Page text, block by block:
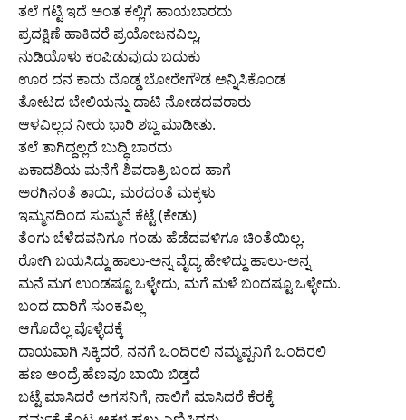
ತಲೆ ಗಟ್ಟಿ ಇದೆ ಅಂತ ಕಲ್ಲಿಗೆ ಹಾಯಬಾರದು
ಪ್ರದಕ್ಷಿಣೆ ಹಾಕಿದರೆ ಪ್ರಯೋಜನವಿಲ್ಲ,
ನುಡಿಯೊಳು ಕ೦ಪಿಡುವುದು ಬದುಕು
ಊರ ದನ ಕಾದು ದೊಡ್ಡ ಬೋರೇಗೌಡ ಅನ್ನಿಸಿಕೊಂಡ
ತೋಟದ ಬೇಲಿಯನ್ನು ದಾಟಿ ನೋಡದವರಾರು
ಆಳವಿಲ್ಲದ ನೀರು ಭಾರಿ ಶಬ್ದ ಮಾಡೀತು.
ತಲೆ ತಾಗಿದ್ದಲ್ಲದೆ ಬುದ್ಧಿ ಬಾರದು
ಏಕಾದಶಿಯ ಮನೆಗೆ ಶಿವರಾತ್ರಿ ಬಂದ ಹಾಗೆ
ಅರಗಿನಂತೆ ತಾಯಿ, ಮರದಂತೆ ಮಕ್ಕಳು
ಇಮ್ಮನದಿಂದ ಸುಮ್ಮನೆ ಕೆಟ್ಟೆ (ಕೇಡು)
ತೆಂಗು ಬೆಳೆದವನಿಗೂ ಗಂಡು ಹೆಡೆದವಳಿಗೂ ಚಿಂತೆಯಿಲ್ಲ.
ರೋಗಿ ಬಯಸಿದ್ದು ಹಾಲು-ಅನ್ನ ವೈದ್ಯ ಹೇಳಿದ್ದು ಹಾಲು-ಅನ್ನ
ಮನೆ ಮಗ ಉ೦ಡಷ್ಟೂ ಒಳ್ಳೇದು, ಮಗೆ ಮಳೆ ಬ೦ದಷ್ಟೂ ಒಳ್ಳೇದು.
ಬಂದ ದಾರಿಗೆ ಸುಂಕವಿಲ್ಲ
ಆಗೊದೆಲ್ಲ ವೊಳ್ಳೆದಕ್ಕೆ
ದಾಯವಾಗಿ ಸಿಕ್ಕಿದರೆ, ನನಗೆ ಒಂದಿರಲಿ ನಮ್ಮಪ್ಪನಿಗೆ ಒಂದಿರಲಿ
ಹಣ ಅಂದ್ರೆ ಹೆಣವೂ ಬಾಯಿ ಬಿಡ್ತದೆ
ಬಟ್ಟೆ ಮಾಸಿದರೆ ಅಗಸನಿಗೆ, ನಾಲಿಗೆ ಮಾಸಿದರೆ ಕೆರಕ್ಕೆ